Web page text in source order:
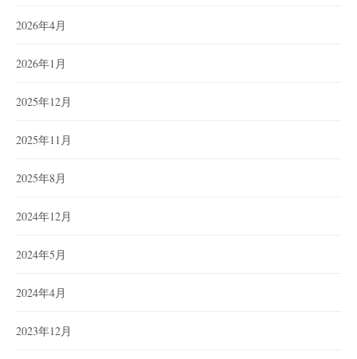
2026年4月
2026年1月
2025年12月
2025年11月
2025年8月
2024年12月
2024年5月
2024年4月
2023年12月